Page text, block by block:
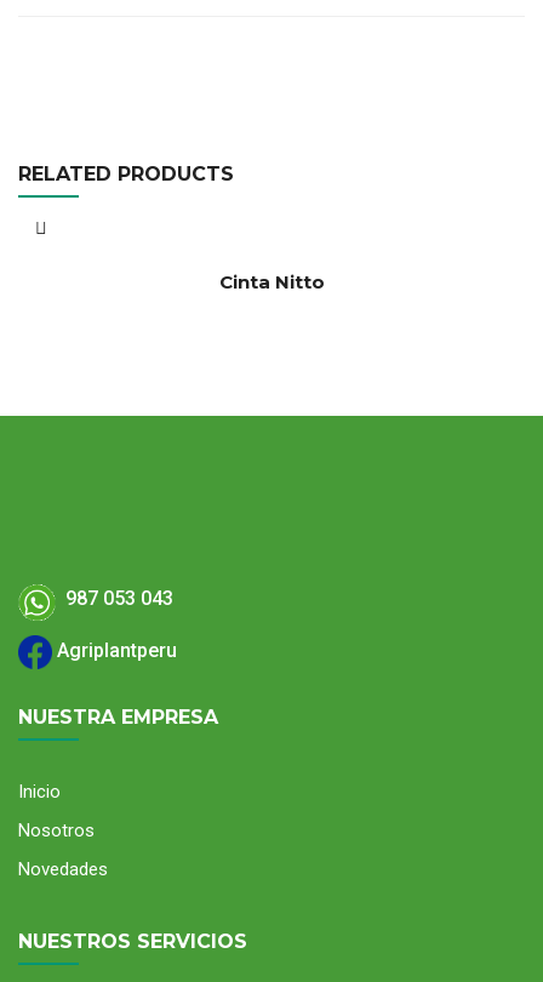
RELATED PRODUCTS
Cinta Nitto
987 053 043
Agriplantperu
NUESTRA EMPRESA
Inicio
Nosotros
Novedades
NUESTROS SERVICIOS